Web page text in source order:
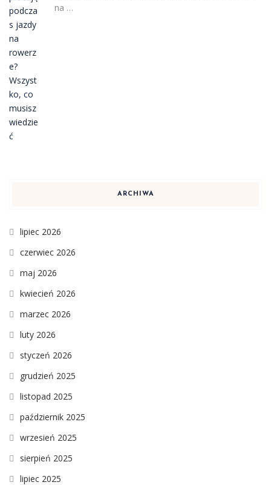
na …
ARCHIWA
lipiec 2026
czerwiec 2026
maj 2026
kwiecień 2026
marzec 2026
luty 2026
styczeń 2026
grudzień 2025
listopad 2025
październik 2025
wrzesień 2025
sierpień 2025
lipiec 2025